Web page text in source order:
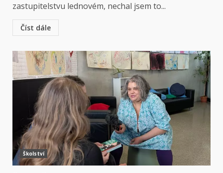
zastupitelstvu lednovém, nechal jsem to...
Číst dále
Školství